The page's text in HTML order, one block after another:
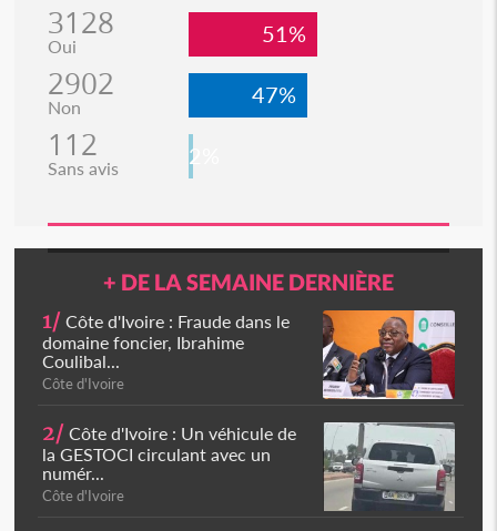
3128
Oui 51%
2902
Non 47%
112
Sans avis 2%
+ DE LA SEMAINE DERNIÈRE
1/ Côte d'Ivoire : Fraude dans le
domaine foncier, Ibrahime
Coulibal...
Côte d'Ivoire
2/ Côte d'Ivoire : Un véhicule de
la GESTOCI circulant avec un
numér...
Côte d'Ivoire